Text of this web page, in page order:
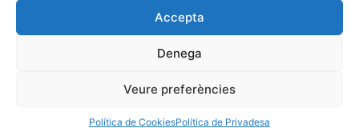
Accepta
Denega
Veure preferències
Política de CookiesPolítica de Privadesa
Gremi de Transports i Logística de Catalunya
2021.
Tots els drets reservats
POLÍTICA DE PRIVADESA|POLÍTICA DE COOKIES
AVÍS LEGAL